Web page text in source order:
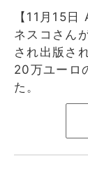
【11月15
ネスコさん
され出版さ
20万ユーロ
た。